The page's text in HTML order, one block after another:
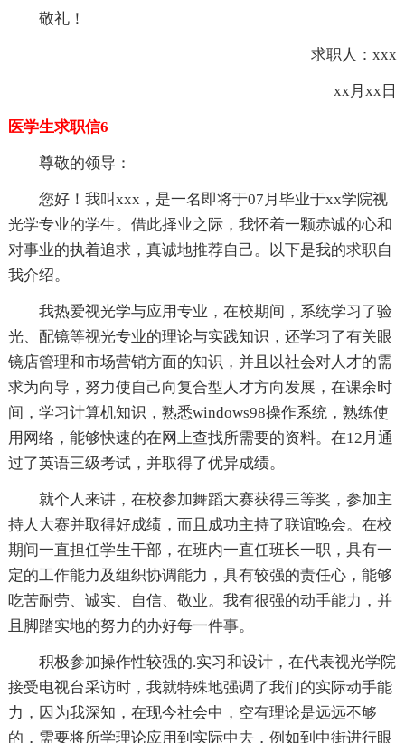
敬礼！
求职人：xxx
xx月xx日
医学生求职信6
尊敬的领导：
您好！我叫xxx，是一名即将于07月毕业于xx学院视
光学专业的学生。借此择业之际，我怀着一颗赤诚的心和
对事业的执着追求，真诚地推荐自己。以下是我的求职自
我介绍。
我热爱视光学与应用专业，在校期间，系统学习了验
光、配镜等视光专业的理论与实践知识，还学习了有关眼
镜店管理和市场营销方面的知识，并且以社会对人才的需
求为向导，努力使自己向复合型人才方向发展，在课余时
间，学习计算机知识，熟悉windows98操作系统，熟练使
用网络，能够快速的在网上查找所需要的资料。在12月通
过了英语三级考试，并取得了优异成绩。
就个人来讲，在校参加舞蹈大赛获得三等奖，参加主
持人大赛并取得好成绩，而且成功主持了联谊晚会。在校
期间一直担任学生干部，在班内一直任班长一职，具有一
定的工作能力及组织协调能力，具有较强的责任心，能够
吃苦耐劳、诚实、自信、敬业。我有很强的动手能力，并
且脚踏实地的努力的办好每一件事。
积极参加操作性较强的.实习和设计，在代表视光学院
接受电视台采访时，我就特殊地强调了我们的实际动手能
力，因为我深知，在现今社会中，空有理论是远远不够
的，需要将所学理论应用到实际中去，例如到中街进行眼